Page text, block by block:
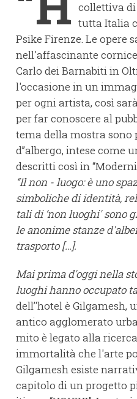
collettiva
tutta Italia
Psike Firenze. Le opere
nell'affascinante
Carlo dei Barnabiti in
l'occasione in un
per ogni artista, così
per far conoscere al
tema della mostra sono
d’’albergo, intese come
descritti così in
“Il non - luogo: è uno
simboliche di identità,
tali di ‘non luoghi' sono
le anonime stanze
trasporto […].
Mai prima d'oggi nella
luoghi hanno occupato
dell’'hotel è Gilgamesh,
antico agglomerato
mito è legato alla
immortalità che l'arte
Gilgamesh esiste
capitolo di un progetto